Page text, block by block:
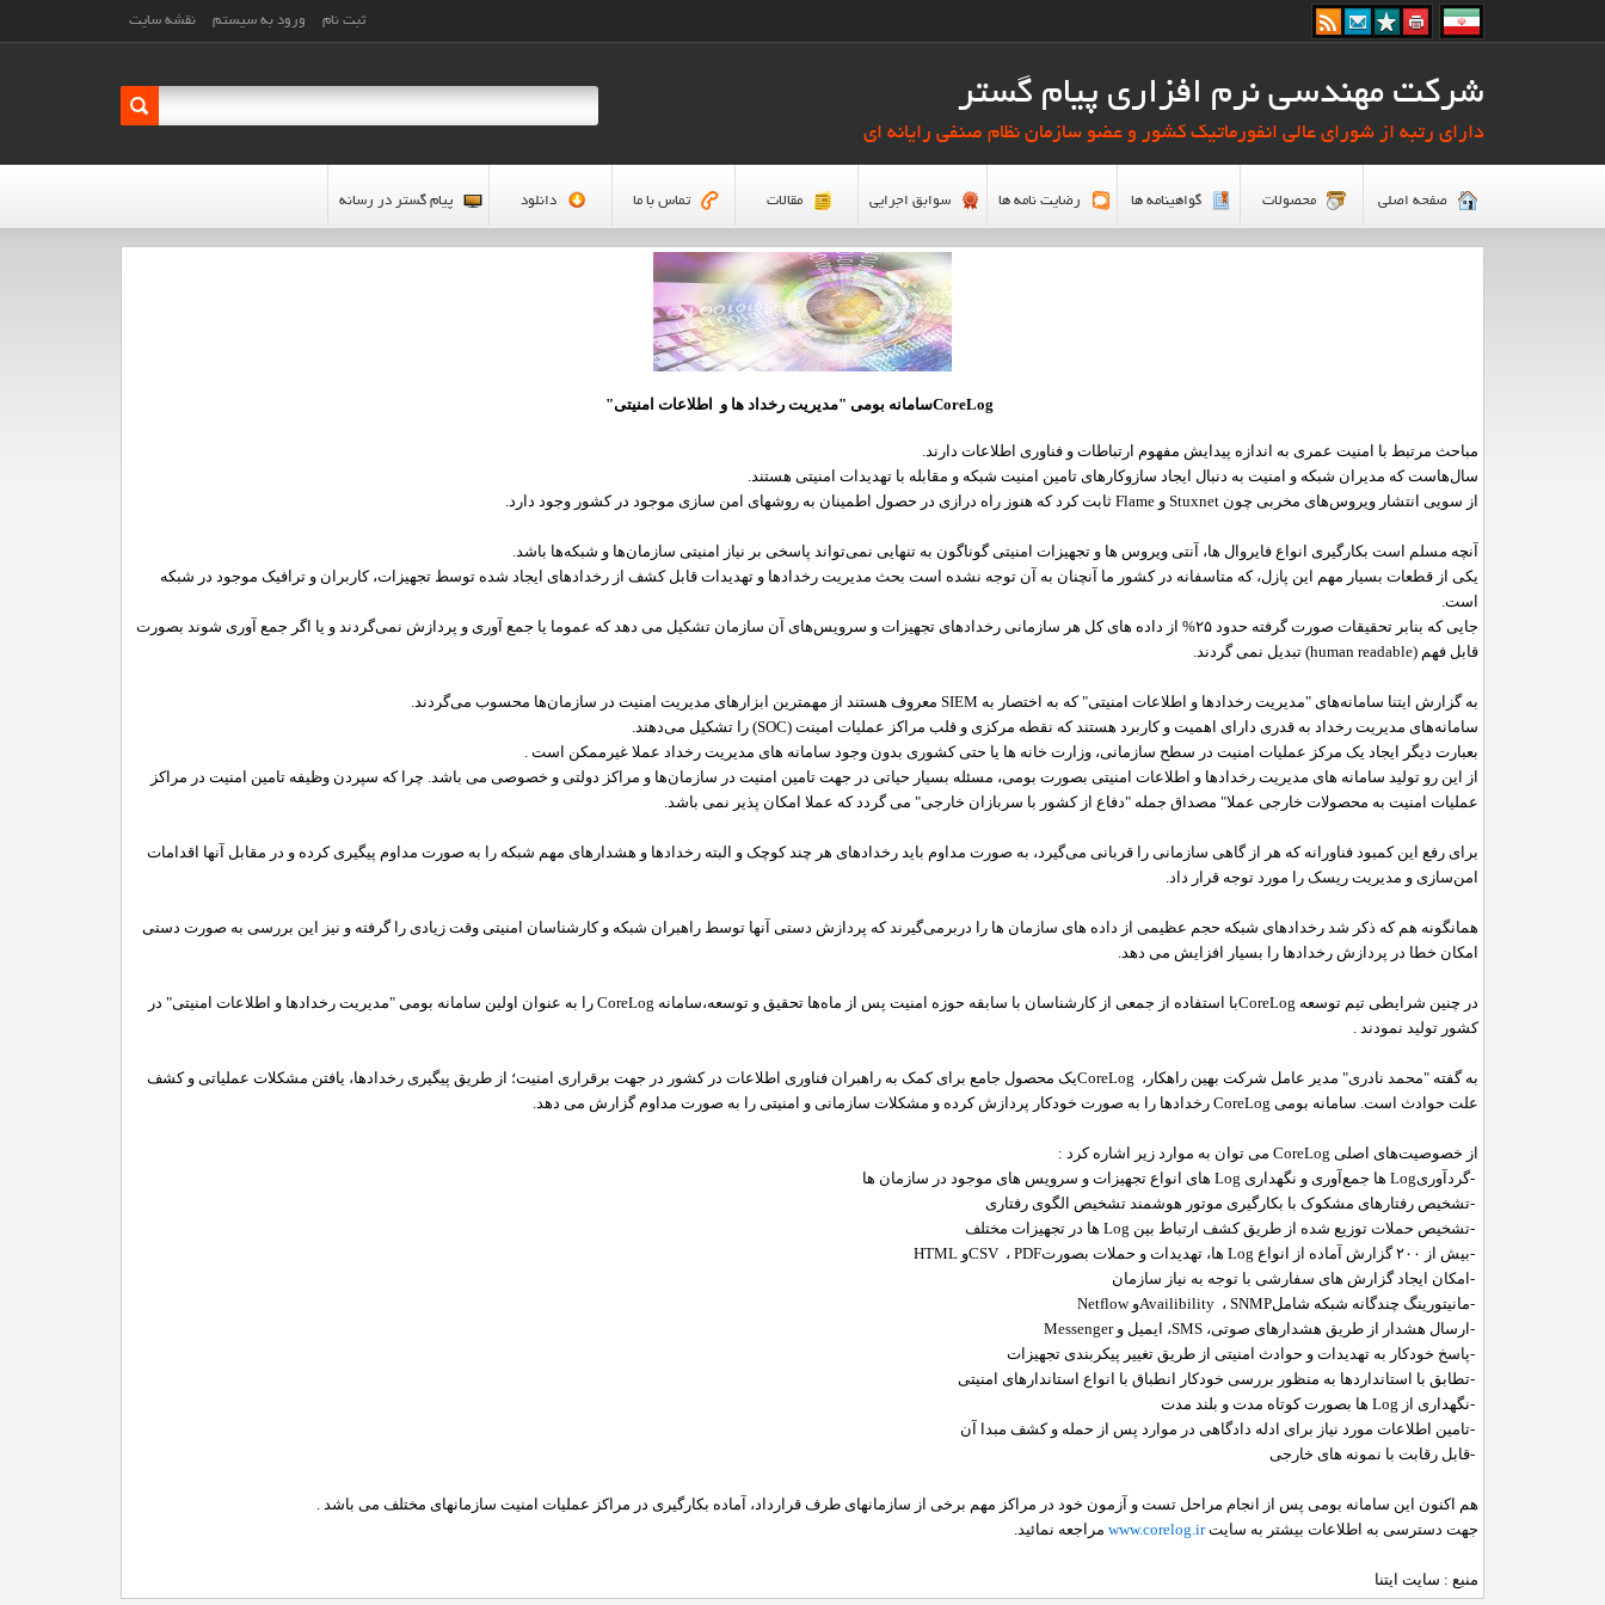
ثبت نام ورود به سیستم نقشه سایت
شرکت مهندسی نرم افزاری پیام گستر
دارای رتبه از شورای عالی انفورماتیک کشور و عضو سازمان نظام صنفی رایانه ای
صفحه اصلي محصولات گواهینامه ها رضایت نامه ها سوابق اجرایی مقالات تماس با ما دانلود پیام گستر در رسانه
CoreLogسامانه بومی "مدیریت رخداد ها و اطلاعات امنیتی"
مباحث مرتبط با امنیت عمری به اندازه پیدایش مفهوم ارتباطات و فناوری اطلاعات دارند.
سال‌هاست که مدیران شبکه و امنیت به دنبال ایجاد سازوکارهای تامین امنیت شبکه و مقابله با تهدیدات امنیتی هستند.
از سویی انتشار ویروس‌های مخربی چون Stuxnet و Flame ثابت کرد که هنوز راه درازی در حصول اطمینان به روشهای امن سازی موجود در کشور وجود دارد.
آنچه مسلم است بکارگیری انواع فایروال ها، آنتی ویروس ها و تجهیزات امنیتی گوناگون به تنهایی نمی‌تواند پاسخی بر نیاز امنیتی سازمان‌ها و شبکه‌ها باشد.
یکی از قطعات بسیار مهم این پازل، که متاسفانه در کشور ما آنچنان به آن توجه نشده است بحث مدیریت رخدادها و تهدیدات قابل کشف از رخدادهای ایجاد شده توسط تجهیزات، کاربران و ترافیک موجود در شبکه
است.
جایی که بنابر تحقیقات صورت گرفته حدود ۲۵%
از داده های کل هر سازمانی رخدادهای تجهیزات و سرویس‌های آن سازمان تشکیل می دهد که عموما یا جمع آوری و پردازش نمی‌گردند و یا اگر جمع آوری شوند بصورت
قابل فهم (human readable) تبدیل نمی گردند.
به گزارش ایتنا سامانه‌های "مدیریت رخدادها و اطلاعات امنیتی" که به اختصار به SIEM معروف هستند از مهمترین ابزارهای مدیریت امنیت در سازمان‌ها محسوب می‌گردند.
سامانه‌های مدیریت رخداد به قدری دارای اهمیت و کاربرد هستند که نقطه مرکزی و قلب مراکز عملیات امینت(SOC) را تشکیل می‌دهند.
بعبارت دیگر ایجاد یک مرکز عملیات امنیت در سطح سازمانی، وزارت خانه ها یا حتی کشوری بدون وجود سامانه های مدیریت رخداد عملا غیرممکن است .
از این رو تولید سامانه های مدیریت رخدادها و اطلاعات امنیتی بصورت بومی، مسئله بسیار حیاتی در جهت تامین امنیت در سازمان‌ها و مراکز دولتی و خصوصی می باشد. چرا که سپردن وظیفه تامین امنیت در مراکز
عملیات امنیت به محصولات خارجی عملا" مصداق جمله "دفاع از کشور با سربازان خارجی" می گردد که عملا امکان پذیر نمی باشد.
برای رفع این کمبود فناورانه که هر از گاهی سازمانی را قربانی می‌گیرد، به صورت مداوم باید رخدادهای هر چند کوچک و البته رخدادها و هشدارهای مهم شبکه را به صورت مداوم پیگیری کرده و در مقابل آنها اقدامات
امن‌سازی و مدیریت ریسک را مورد توجه قرار داد.
همانگونه هم که ذکر شد رخدادهای شبکه حجم عظیمی از داده های سازمان ها را دربرمی‌گیرند که پردازش دستی آنها توسط راهبران شبکه و کارشناسان امنیتی وقت زیادی را گرفته و نیز این بررسی به صورت دستی
امکان خطا در پردازش رخدادها را بسیار افزایش می دهد.
در چنین شرایطی تیم توسعه CoreLogبا استفاده از جمعی از کارشناسان با سابقه حوزه امنیت پس از ماه‌ها تحقیق و توسعه،سامانه CoreLog را به عنوان اولین سامانه بومی "مدیریت رخدادها و اطلاعات امنیتی" در
کشور تولید نمودند.
به گفته "محمد نادری" مدیر عامل شرکت بهین راهکار، CoreLogیک محصول جامع برای کمک به راهبران فناوری اطلاعات در کشور در جهت برقراری امنیت؛ از طریق پیگیری رخدادها، یافتن مشکلات عملیاتی و کشف
علت حوادث است. سامانه بومیCoreLog رخدادها را به صورت خودکار پردازش کرده و مشکلات سازمانی و امنیتی را به صورت مداوم گزارش می دهد.
از خصوصیت‌های اصلیCoreLog می توان به موارد زیر اشاره کرد :
-گردآوریLog ها جمع‌آوری و نگهداریLog های انواع تجهیزات و سرویس های موجود در سازمان ها
-تشخیص رفتارهای مشکوک با بکارگیری موتور هوشمند تشخیص الگوی رفتاری
-تشخیص حملات توزیع شده از طریق کشف ارتباط بین Log ها در تجهیزات مختلف
-بیش از ۲۰۰گزارش آماده از انواعLog ها، تهدیدات و حملات بصورتPDF ، CSVو HTML
-امکان ایجاد گزارش های سفارشی با توجه به نیاز سازمان
-مانیتورینگ چندگانه شبکه شاملSNMP ، Availibilityو Netflow
-ارسال هشدار از طریق هشدارهای صوتی، SMS، ایمیل و Messenger
-پاسخ خودکار به تهدیدات و حوادث امنیتی از طریق تغییر پیکربندی تجهیزات
-تطابق با استانداردها به منظور بررسی خودکار انطباق با انواع استاندارهای امنیتی
-نگهداری از Log ها بصورت کوتاه مدت و بلند مدت
-تامین اطلاعات مورد نیاز برای ادله دادگاهی در موارد پس از حمله و کشف مبدا آن
-قابل رقابت با نمونه های خارجی
هم اکنون این سامانه بومی پس از انجام مراحل تست و آزمون خود در مراکز مهم برخی از سازمانهای طرف قرارداد، آماده بکارگیری در مراکز عملیات امنیت سازمانهای مختلف می باشد .
جهت دسترسی به اطلاعات بیشتر به سایت www.corelog.ir مراجعه نمائید.
منبع : سایت ایتنا